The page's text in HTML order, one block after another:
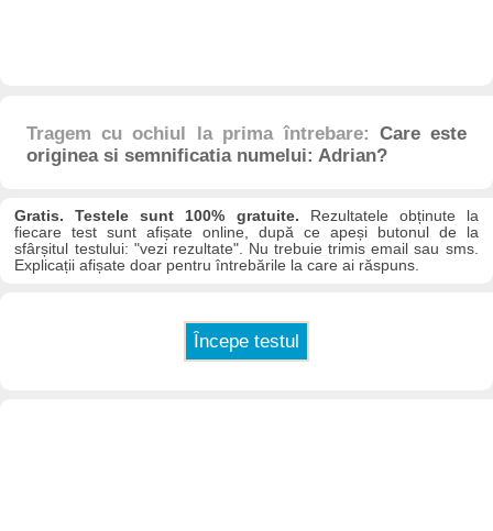
Tragem cu ochiul la prima întrebare: Care este
originea si semnificatia numelui: Adrian?
Gratis. Testele sunt 100% gratuite. Rezultatele obținute la
fiecare test sunt afișate online, după ce apeși butonul de la
sfârșitul testului: "vezi rezultate". Nu trebuie trimis email sau sms.
Explicații afișate doar pentru întrebările la care ai răspuns.